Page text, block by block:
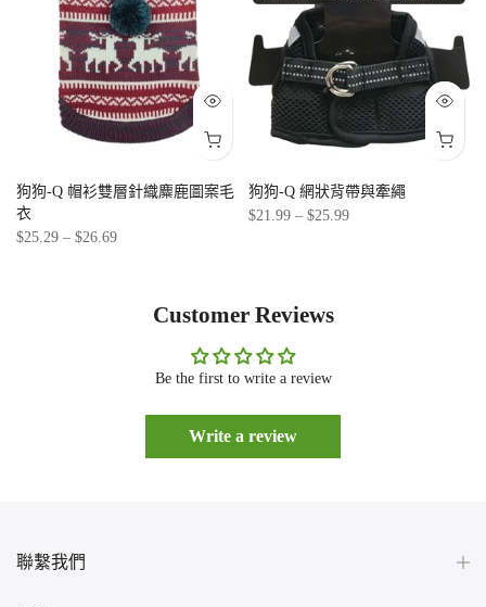
狗狗-Q 帽衫雙層針織麋鹿圖案毛
衣
$25.29 – $26.69
狗狗-Q 網狀背帶與牽繩
$21.99 – $25.99
Customer Reviews
Be the first to write a review
Write a review
聯繫我們